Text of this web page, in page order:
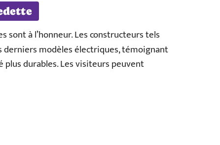
sont à l’honneur. Les constructeurs tels
modèles électriques, témoignant
durables. Les visiteurs peuvent